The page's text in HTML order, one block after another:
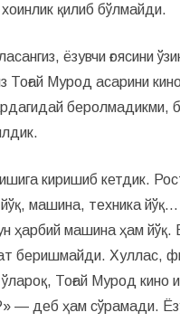
хоинлик қилиб бўлмайди.
ёзувчи ғоя­сини
Тоғай Мурод асарини
беролмадикми,
киришиб кетдик.
машина, техника
ҳарбий машина ҳам йўқ.
беришмайди. Хуллас,
Тоғай­ Мурод кино
деб ҳам сўрамади.